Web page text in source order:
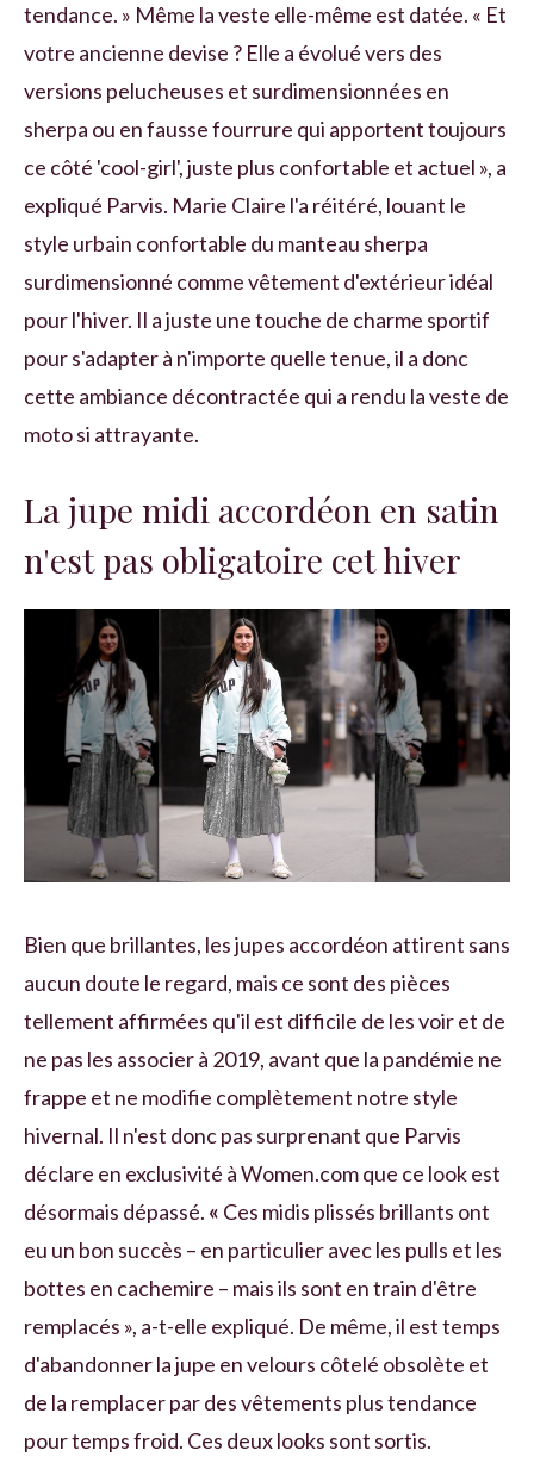
tendance. » Même la veste elle-même est datée. « Et
votre ancienne devise ? Elle a évolué vers des
versions pelucheuses et surdimensionnées en
sherpa ou en fausse fourrure qui apportent toujours
ce côté 'cool-girl', juste plus confortable et actuel », a
expliqué Parvis. Marie Claire l'a réitéré, louant le
style urbain confortable du manteau sherpa
surdimensionné comme vêtement d'extérieur idéal
pour l'hiver. Il a juste une touche de charme sportif
pour s'adapter à n'importe quelle tenue, il a donc
cette ambiance décontractée qui a rendu la veste de
moto si attrayante.
La jupe midi accordéon en satin
n'est pas obligatoire cet hiver
Bien que brillantes, les jupes accordéon attirent sans
aucun doute le regard, mais ce sont des pièces
tellement affirmées qu'il est difficile de les voir et de
ne pas les associer à 2019, avant que la pandémie ne
frappe et ne modifie complètement notre style
hivernal. Il n'est donc pas surprenant que Parvis
déclare en exclusivité à Women.com que ce look est
désormais dépassé. « Ces midis plissés brillants ont
eu un bon succès – en particulier avec les pulls et les
bottes en cachemire – mais ils sont en train d'être
remplacés », a-t-elle expliqué. De même, il est temps
d'abandonner la jupe en velours côtelé obsolète et
de la remplacer par des vêtements plus tendance
pour temps froid. Ces deux looks sont sortis.